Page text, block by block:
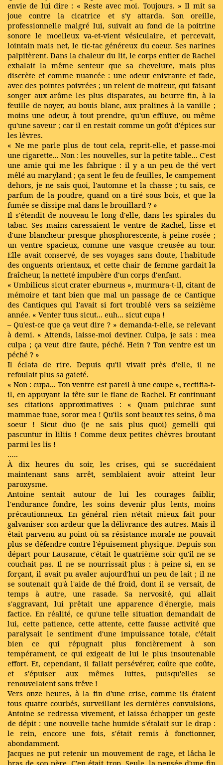
envie de lui dire : « Reste avec moi. Toujours. » Il mit sa
joue contre la cicatrice et s'y attarda. Son oreille,
professionnelle malgré lui, suivait au fond de la poitrine
sonore le moelleux va-et-vient vésiculaire, et percevait,
lointain mais net, le tic-tac généreux du coeur. Ses narines
palpitèrent. Dans la chaleur du lit, le corps entier de Rachel
exhalait la même senteur que sa chevelure, mais plus
discrète et comme nuancée : une odeur enivrante et fade,
avec des pointes poivrées ; un relent de moiteur, qui faisant
songer aux arôme les plus disparates, au beurre fin, à la
feuille de noyer, au bouis blanc, aux pralines à la vanille ;
moins une odeur, à tout prendre, qu'un effluve, ou même
qu'une saveur ; car il en restait comme un goût d'épices sur
les lèvres.
« Ne me parle plus de tout cela, reprit-elle, et passe-moi
une cigarette... Non : les nouvelles, sur la petite table... C'est
une amie qui me les fabrique : il y a un peu de thé vert
mêlé au maryland ; ça sent le feu de feuilles, le campement
dehors, je ne sais quoi, l'automne et la chasse ; tu sais, ce
parfum de la poudre, quand on a tiré sous bois, et que la
fumée se dissipe mal dans le brouillard ? »
Il s'étendit de nouveau le long d'elle, dans les spirales du
tabac. Ses mains caressaient le ventre de Rachel, lisse et
d'une blancheur presque phosphorescente, à peine rosée ;
un ventre spacieux, comme une vasque creusée au tour.
Elle avait conservé, de ses voyages sans doute, l'habitude
des onguents orientaux, et cette chair de femme gardait la
fraîcheur, la netteté impubère d'un corps d'enfant.
« Umbilicus sicut crater eburneus », murmura-t-il, citant de
mémoire et tant bien que mal un passage de ce Cantique
des Cantiques qui l'avait si fort troublé vers sa seizième
année. « Venter tuus sicut... euh... sicut cupa !
– Qu'est-ce que ça veut dire ? » demanda-t-elle, se relevant
à demi. « Attends, laisse-moi deviner. Culpa, je sais : mea
culpa ; ça veut dire faute, péché. Hein ? Ton ventre est un
péché ? »
Il éclata de rire. Depuis qu'il vivait près d'elle, il ne
refoulait plus sa gaieté.
« Non : cupa... Ton ventre est pareil à une coupe », rectifia-t-
il, en appuyant la tête sur le flanc de Rachel. Et continuant
ses citations approximatives : « Quam pulchrae sunt
mammae tuae, soror mea ! Qu'ils sont beaux tes seins, ô ma
soeur ! Sicut duo (je ne sais plus quoi) gemelli qui
pascuntur in liliis ! Comme deux petites chèvres broutant
parmi les lis !
…..
À dix heures du soir, les crises, qui se succédaient
maintenant sans arrêt, semblaient avoir atteint leur
paroxysme.
Antoine sentait autour de lui les courages faiblir,
l'endurance fondre, les soins devenir plus lents, moins
précautionneux. En général rien n'était mieux fait pour
galvaniser son ardeur que la délivrance des autres. Mais il
était parvenu au point où sa résistance morale ne pouvait
plus se défendre contre l'épuisement physique. Depuis son
départ pour Lausanne, c'était le quatrième soir qu'il ne se
couchait pas. Il ne se nourrissait plus : à peine si, en se
forçant, il avait pu avaler aujourd'hui un peu de lait ; il ne
se soutenait qu'à l'aide de thé froid, dont il se versait, de
temps à autre, une rasade. Sa nervosité, qui allait
s'aggravant, lui prêtait une apparence d'énergie, mais
factice. En réalité, ce qu'une telle situation demandait de
lui, cette patience, cette attente, cette fausse activité que
paralysait le sentiment d'une impuissance totale, c'était
bien ce qui répugnait plus foncièrement à son
tempérament, ce qui exigeait de lui le plus insoutenable
effort. Et, cependant, il fallait persévérer, coûte que coûte,
et s'épuiser aux mêmes luttes, puisqu'elles se
renouvelaient sans trêve !
Vers onze heures, à la fin d'une crise, comme ils étaient
tous quatre courbés, surveillant les dernières convulsions,
Antoine se redressa vivement, et laissa échapper un geste
de dépit : une nouvelle tache humide s'étalait sur le drap :
le rein, encore une fois, s'était remis à fonctionner,
abondamment.
Jacques ne put retenir un mouvement de rage, et lâcha le
bras de son père. C'en était trop. Seule, la pensée d'une fin